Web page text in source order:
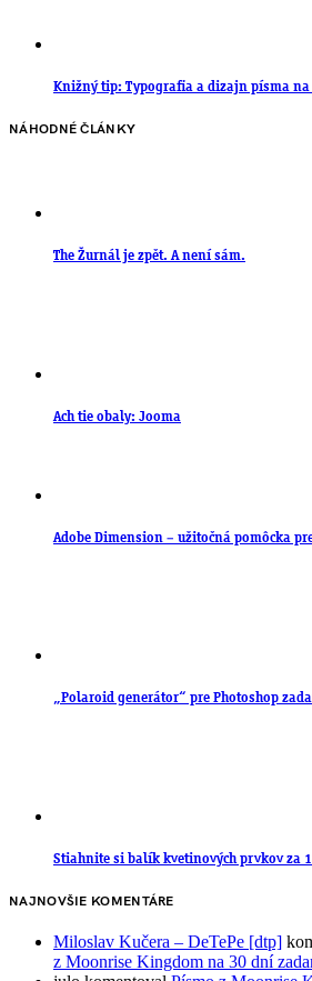
Knižný tip: Typografia a dizajn písma na
NÁHODNÉ ČLÁNKY
The Žurnál je zpět. A není sám.
Ach tie obaly: Jooma
Adobe Dimension – užitočná pomôcka
„Polaroid generátor“ pre Photoshop
Stiahnite si balík kvetinových prvkov za
NAJNOVŠIE KOMENTÁRE
Miloslav Kučera – DeTePe [dtp]
z Moonrise Kingdom na 30 dní